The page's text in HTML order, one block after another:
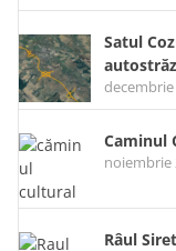
Satul
decembrie
Caminul
noiembrie
Râul